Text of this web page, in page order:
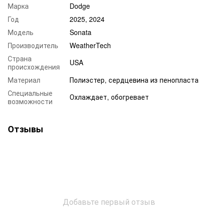
Марка
Dodge
Год
2025, 2024
Модель
Sonata
Производитель
WeatherTech
Страна
происхождения
USA
Материал
Полиэстер, сердцевина из пенопласта
Специальные
возможности
Охлаждает, обогревает
Отзывы
Добавьте первый отзыв